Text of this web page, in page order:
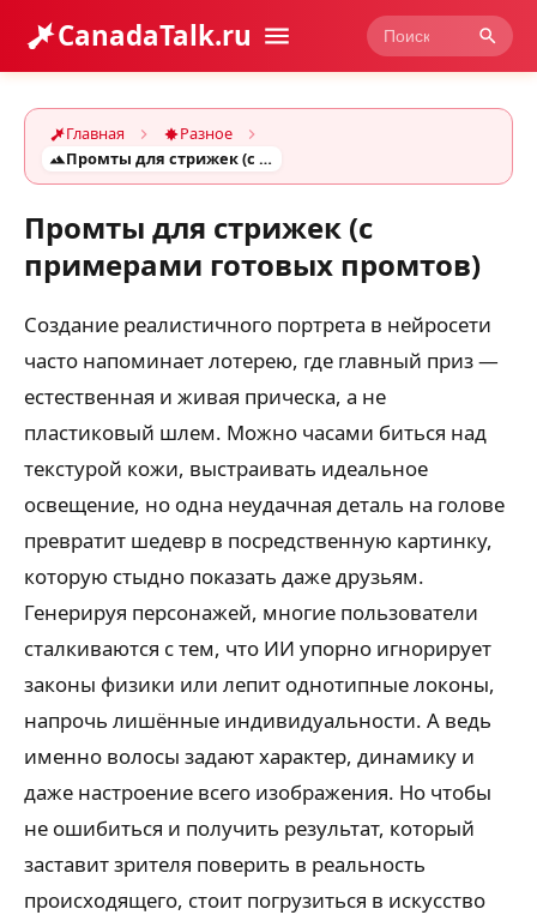
CanadaTalk.ru
Главная
Разное
Промты для стрижек (с примерами готовых промтов)
Промты для стрижек (с
примерами готовых промтов)
Создание реалистичного портрета в нейросети
часто напоминает лотерею, где главный приз —
естественная и живая прическа, а не
пластиковый шлем. Можно часами биться над
текстурой кожи, выстраивать идеальное
освещение, но одна неудачная деталь на голове
превратит шедевр в посредственную картинку,
которую стыдно показать даже друзьям.
Генерируя персонажей, многие пользователи
сталкиваются с тем, что ИИ упорно игнорирует
законы физики или лепит однотипные локоны,
напрочь лишённые индивидуальности. А ведь
именно волосы задают характер, динамику и
даже настроение всего изображения. Но чтобы
не ошибиться и получить результат, который
заставит зрителя поверить в реальность
происходящего, стоит погрузиться в искусство